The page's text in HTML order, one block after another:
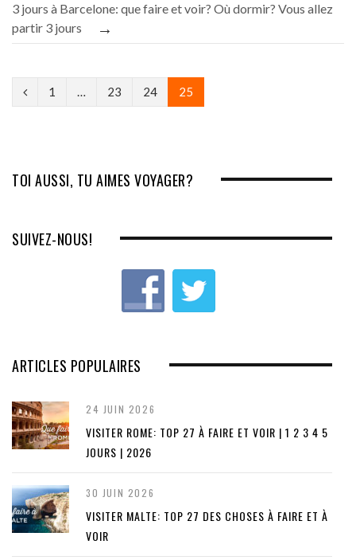
3 jours à Barcelone: que faire et voir? Où dormir? Vous allez
partir 3 jours
→
P
v
o
1 … 23 24 25
TOI AUSSI, TU AIMES VOYAGER?
SUIVEZ-NOUS!
ARTICLES POPULAIRES
24 JUIN 2026
VISITER ROME: TOP 27 À FAIRE ET VOIR | 1 2 3 4 5
JOURS | 2026
30 JUIN 2026
VISITER MALTE: TOP 27 DES CHOSES À FAIRE ET À
VOIR